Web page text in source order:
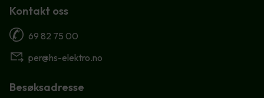
Kontakt oss
69 82 75 00
per@hs-elektro.no
Besøksadresse